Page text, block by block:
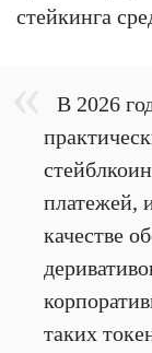
стейкинга
В 2026
платежей,
качестве
таких